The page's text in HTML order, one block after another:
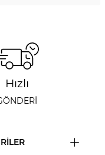
Hızlı